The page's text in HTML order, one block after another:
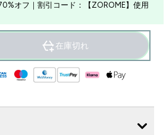
オフ｜割引コード：【ZOROME】使用
price
在庫切れ